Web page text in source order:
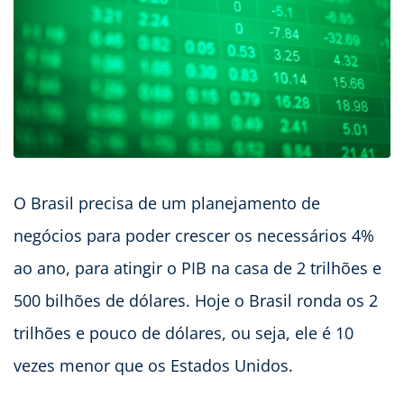
O Brasil precisa de um planejamento de
negócios para poder crescer os necessários 4%
ao ano, para atingir o PIB na casa de 2 trilhões e
500 bilhões de dólares. Hoje o Brasil ronda os 2
trilhões e pouco de dólares, ou seja, ele é 10
vezes menor que os Estados Unidos.